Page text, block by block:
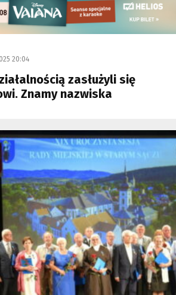
20:04
zasłużyli się
Znamy nazwiska